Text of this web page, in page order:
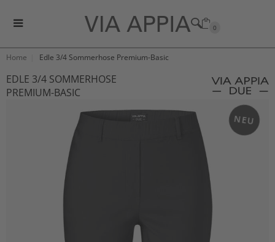
0
Home Edle 3/4 Sommerhose Premium-Basic
EDLE 3/4 SOMMERHOSE
PREMIUM-BASIC
NEU